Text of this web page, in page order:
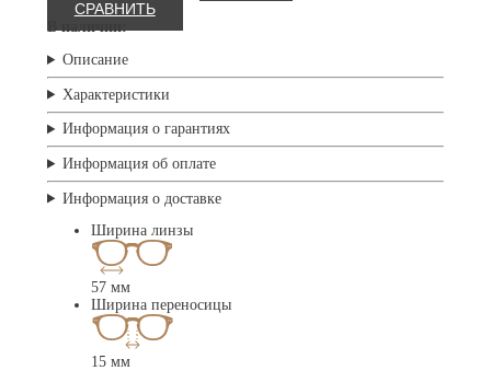
СРАВНИТЬ
В наличии:
Описание
Характеристики
Информация о гарантиях
Информация об оплате
Информация о доставке
Ширина линзы
57 мм
Ширина переносицы
15 мм